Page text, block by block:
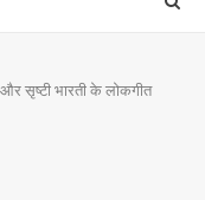
सृष्टी भारती के लोकगीत